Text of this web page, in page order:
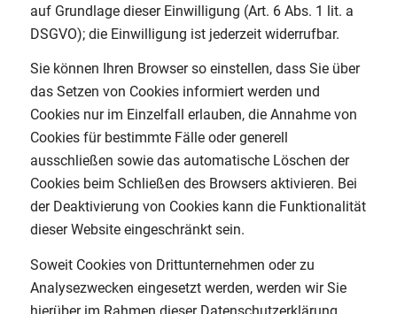
auf Grundlage dieser Einwilligung (Art. 6 Abs. 1 lit. a
DSGVO); die Einwilligung ist jederzeit widerrufbar.
Sie können Ihren Browser so einstellen, dass Sie über
das Setzen von Cookies informiert werden und
Cookies nur im Einzelfall erlauben, die Annahme von
Cookies für bestimmte Fälle oder generell
ausschließen sowie das automatische Löschen der
Cookies beim Schließen des Browsers aktivieren. Bei
der Deaktivierung von Cookies kann die Funktionalität
dieser Website eingeschränkt sein.
Soweit Cookies von Drittunternehmen oder zu
Analysezwecken eingesetzt werden, werden wir Sie